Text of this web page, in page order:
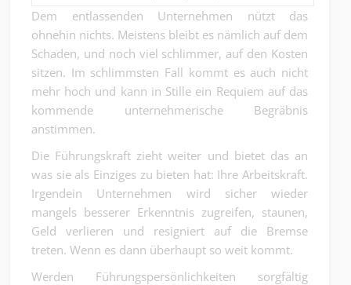
Dem entlassenden Unternehmen nützt das
ohnehin nichts. Meistens bleibt es nämlich auf dem
Schaden, und noch viel schlimmer, auf den Kosten
sitzen. Im schlimmsten Fall kommt es auch nicht
mehr hoch und kann in Stille ein Requiem auf das
kommende unternehmerische Begräbnis
anstimmen.
Die Führungskraft zieht weiter und bietet das an
was sie als Einziges zu bieten hat: Ihre Arbeitskraft.
Irgendein Unternehmen wird sicher wieder
mangels besserer Erkenntnis zugreifen, staunen,
Geld verlieren und resigniert auf die Bremse
treten. Wenn es dann überhaupt so weit kommt.
Werden Führungspersönlichkeiten sorgfältig